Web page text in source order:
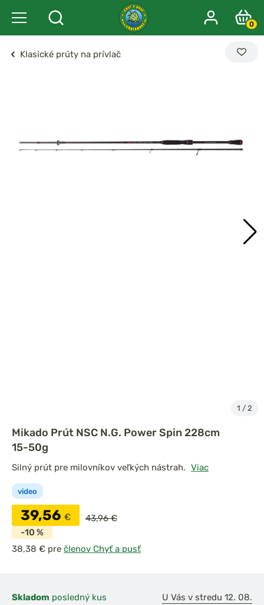
0
Klasické prúty na prívlač
1 / 2
Mikado Prút NSC N.G. Power Spin 228cm
15-50g
video
Silný prút pre milovníkov veľkých nástrah. Viac
39,56 €
43,96 €
-10 %
pre členov Chyť a pusť
Skladom posledný kus U Vás v stredu 12. 08.